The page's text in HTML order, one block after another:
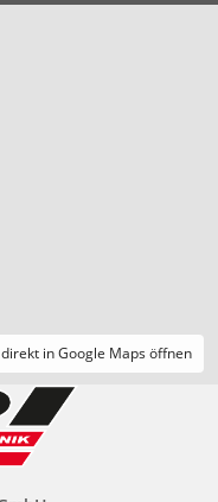
in Google Maps öffnen